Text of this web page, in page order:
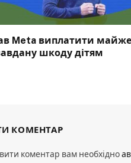
Meta виплатити
шкоду дітям
КОМЕНТАР
коментар вам необхідно